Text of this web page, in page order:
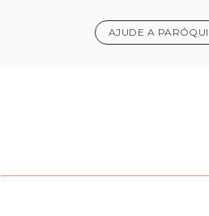
AJUDE A